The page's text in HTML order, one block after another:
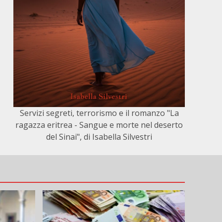
Servizi segreti, terrorismo e il romanzo "La
ragazza eritrea - Sangue e morte nel deserto
del Sinai", di Isabella Silvestri